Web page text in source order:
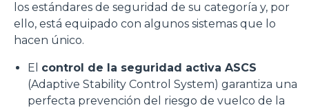
los estándares de seguridad de su categoría y, por
ello, está equipado con algunos sistemas que lo
hacen único.
El control de la seguridad activa ASCS
(Adaptive Stability Control System) garantiza una
perfecta prevención del riesgo de vuelco de la